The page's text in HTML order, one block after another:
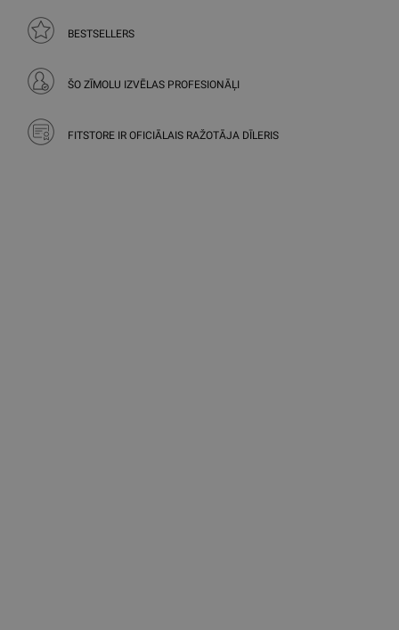
BESTSELLERS
ŠO ZĪMOLU IZVĒLAS PROFESIONĀĻI
FITSTORE IR OFICIĀLAIS RAŽOTĀJA DĪLERIS